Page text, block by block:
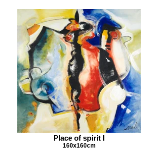
Place of spirit I
160x160cm